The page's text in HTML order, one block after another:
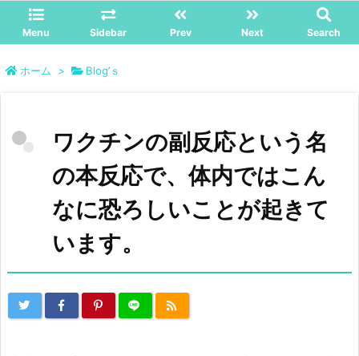
Menu Sidebar Prev Next Search
ホーム > Blog’ｓ
ワクチンの副反応という名
の本反応で、体内ではこん
なに恐ろしいことが起きて
います。